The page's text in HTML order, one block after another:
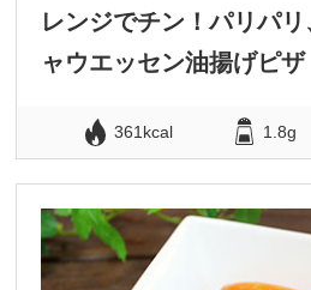
レンジでチン！パリパ
ャウエッセン油揚げピザ
361kcal 1.8g